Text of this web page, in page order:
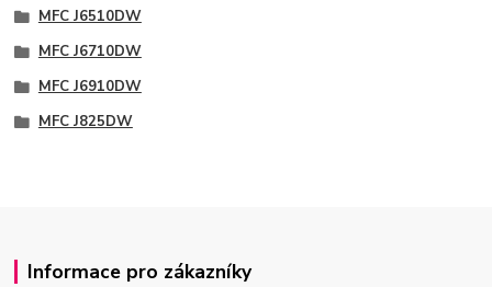
MFC J6510DW
MFC J6710DW
MFC J6910DW
MFC J825DW
Informace pro zákazníky